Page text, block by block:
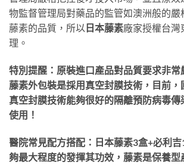
物監督管理局對藥品的監管如澳洲般的嚴
藤素的品質，所以 日本藤素廠家授權台灣
理。
特別提醒：原裝進口產品對品質要求非常
藤素外包裝是採用真空封膜技術，目前，
真空封膜技術能夠很好的隔離預防病毒
使用！
醫院常見配方搭配：日本藤素3盒+必利
夠最大程度的發揮其功效，藤素是保養型